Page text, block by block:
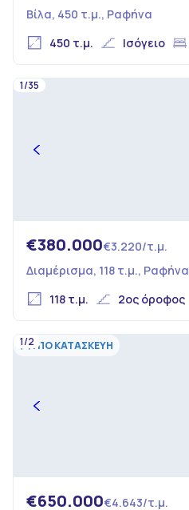
Βίλα, 450 τ.μ., Ραφήνα
450 τ.μ.
Ισόγειο
1/35
€380.000€3.220/τ.μ.
Διαμέρισμα, 118 τ.μ., Ραφήνα
118 τ.μ.
2ος όροφος
ΥΠΟ ΚΑΤΑΣΚΕΥΗ
1/2
€650.000€4.643/τ.μ.